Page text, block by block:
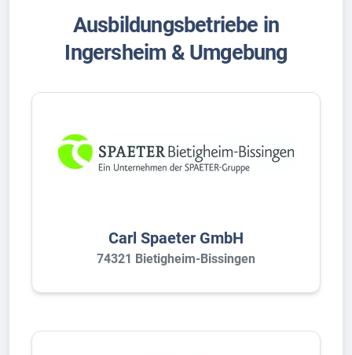
Ausbildungsbetriebe in
Ingersheim & Umgebung
Carl Spaeter GmbH
74321 Bietigheim-Bissingen